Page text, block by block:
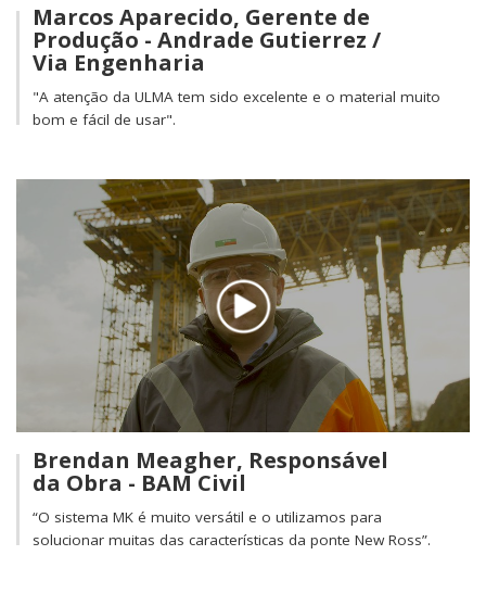
Marcos Aparecido, Gerente de
Produção - Andrade Gutierrez /
Via Engenharia
"A atenção da ULMA tem sido excelente e o material muito
bom e fácil de usar".
Brendan Meagher, Responsável
da Obra - BAM Civil
“O sistema MK é muito versátil e o utilizamos para
solucionar muitas das características da ponte New Ross”.